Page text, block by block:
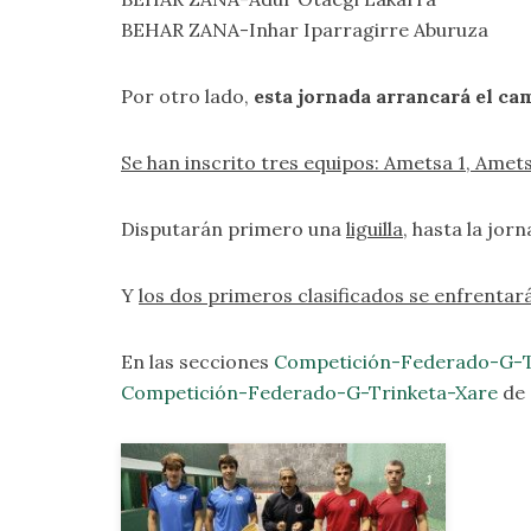
BEHAR ZANA-Inhar Iparragirre Aburuza
Por otro lado, esta jornada arrancará el
Se han inscrito tres equipos: Ametsa 1,
Disputarán primero una liguilla, hasta la
Y los dos primeros clasificados se
En las secciones Competición-Federado-G-
Competición-Federado-G-Trinketa-Xare de